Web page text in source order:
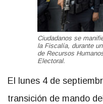
Ciudadanos se
la Fiscalía, durante
de Recursos
Electoral.
El lunes 4 de
transición de mando